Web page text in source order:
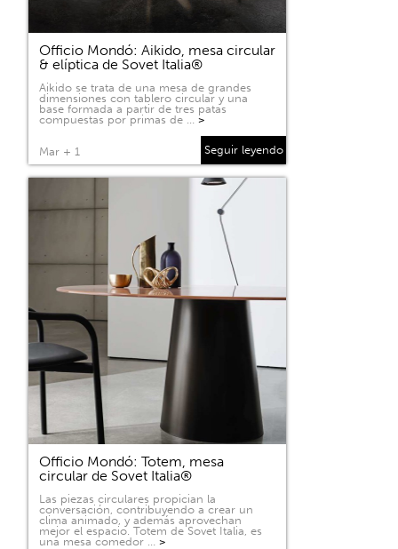
Officio Mondó: Aikido, mesa circular
& elíptica de Sovet Italia®
Aikido se trata de una mesa de grandes
dimensiones con tablero circular y una
base formada a partir de tres patas
compuestas por primas de … >
Mar + 1 Seguir leyendo
Officio Mondó: Totem, mesa
circular de Sovet Italia®
Las piezas circulares propician la
conversación, contribuyendo a crear un
clima animado, y además aprovechan
mejor el espacio. Totem de Sovet Italia, es
una mesa comedor … >